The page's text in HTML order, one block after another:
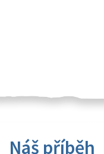
Náš příběh